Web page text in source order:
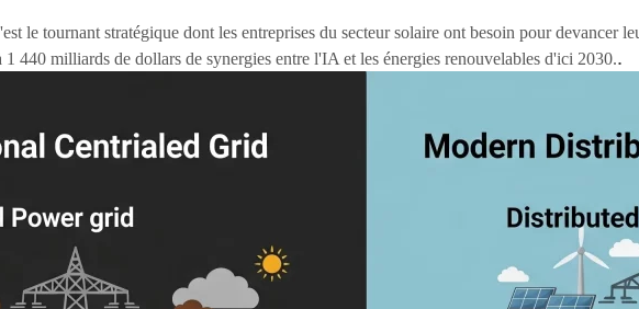
le tournant stratégique dont les entreprises du secteur solaire ont besoin pour devancer
440 milliards de dollars de synergies entre l'IA et les énergies renouvelables d'ici 2030..